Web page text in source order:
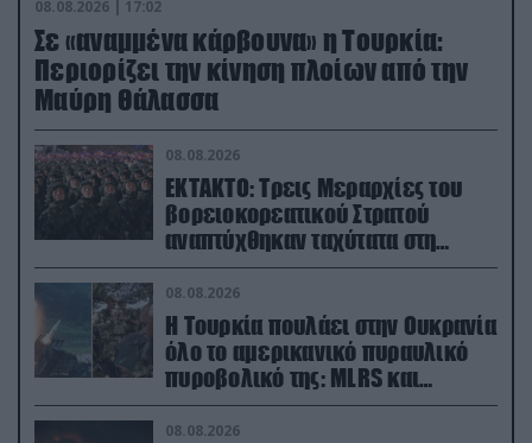
08.08.2026 | 17:02
Σε «αναμμένα κάρβουνα» η Τουρκία:
Περιορίζει την κίνηση πλοίων από την
Μαύρη Θάλασσα
08.08.2026
ΕΚΤΑΚΤΟ: Τρεις Μεραρχίες του
βορειοκορεατικού Στρατού
αναπτύχθηκαν ταχύτατα στη
Ρωσία
08.08.2026
Η Τουρκία πουλάει στην Ουκρανία
όλο το αμερικανικό πυραυλικό
πυροβολικό της: MLRS και
ΑΤΑCMS
08.08.2026